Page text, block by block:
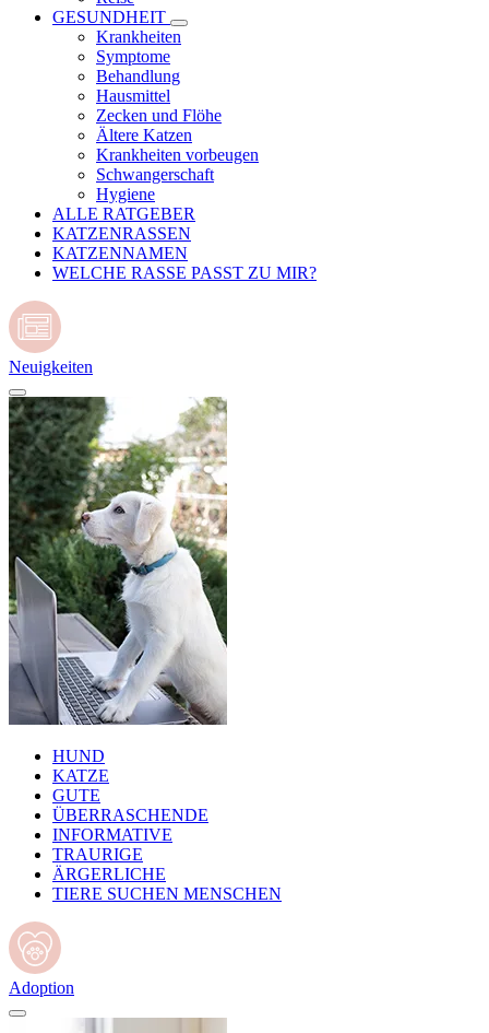
GESUNDHEIT
Krankheiten
Symptome
Behandlung
Hausmittel
Zecken und Flöhe
Ältere Katzen
Krankheiten vorbeugen
Schwangerschaft
Hygiene
ALLE RATGEBER
KATZENRASSEN
KATZENNAMEN
WELCHE RASSE PASST ZU MIR?
Neuigkeiten
HUND
KATZE
GUTE
ÜBERRASCHENDE
INFORMATIVE
TRAURIGE
ÄRGERLICHE
TIERE SUCHEN MENSCHEN
Adoption